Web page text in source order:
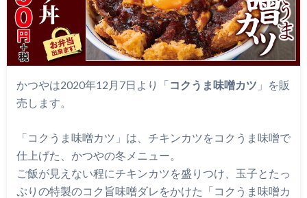
かつやは2020年12月7日より「コクうま味噌カツ 」を販
売します。
「コクうま味噌カツ」は、チキンカツをコクうま味噌で
仕上げた、かつやの冬メニュー。
ご飯が見えない程にチキンカツを盛りつけ、玉子とたっ
ぷりの特製のコク旨味噌ダレをかけた「コクうま味噌カ